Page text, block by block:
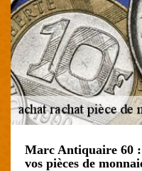
Marc Antiquaire 60
vos pièces de